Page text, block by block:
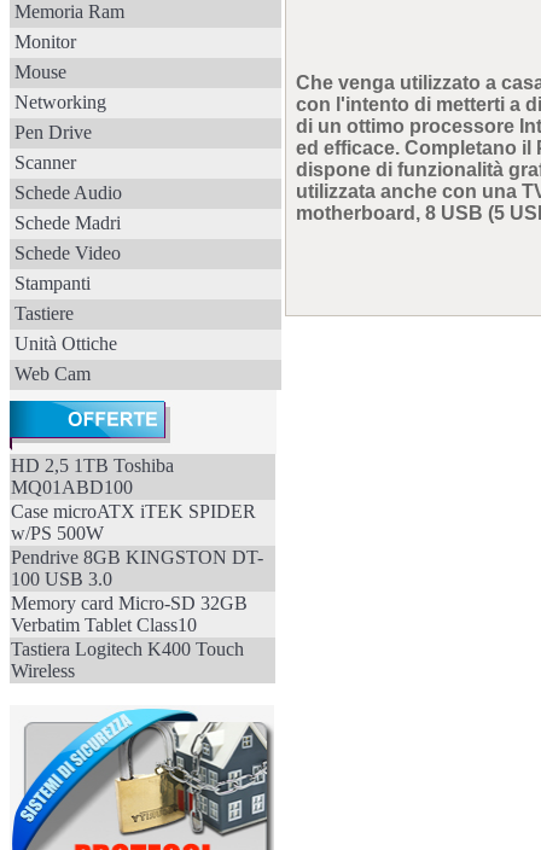
Memoria Ram
Monitor
Mouse
Networking
Pen Drive
Scanner
Schede Audio
Schede Madri
Schede Video
Stampanti
Tastiere
Unità Ottiche
Web Cam
HD 2,5 1TB Toshiba
MQ01ABD100
Case microATX iTEK SPIDER
w/PS 500W
Pendrive 8GB KINGSTON DT-
100 USB 3.0
Memory card Micro-SD 32GB
Verbatim Tablet Class10
Tastiera Logitech K400 Touch
Wireless
Che venga utilizzato a
con l'intento di metterti a
di un ottimo processore
ed efficace. Completano il
dispone di funzionalità
utilizzata anche con una
motherboard, 8 USB (5